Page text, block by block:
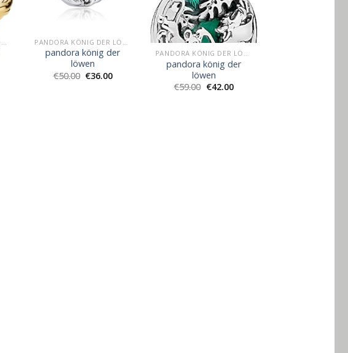
pandora könig der
löwen
€50.00 €36.00
pandora könig der
löwen
€59.00 €42.00